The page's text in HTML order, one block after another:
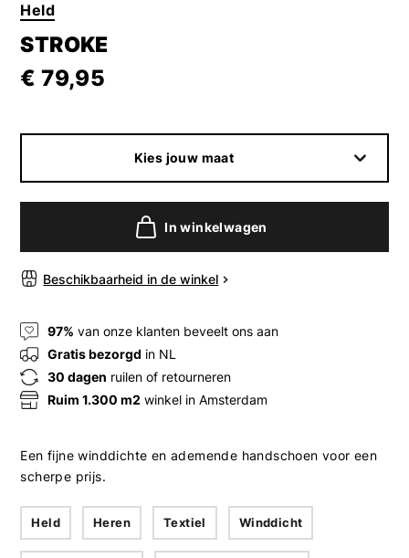
Held
STROKE
€ 79,95
Kies jouw maat
In winkelwagen
Beschikbaarheid in de winkel
97% van onze klanten beveelt ons aan
Gratis bezorgd in NL
30 dagen ruilen of retourneren
Ruim 1.300 m2 winkel in Amsterdam
Een fijne winddichte en ademende handschoen voor een
scherpe prijs.
Held Heren Textiel Winddicht